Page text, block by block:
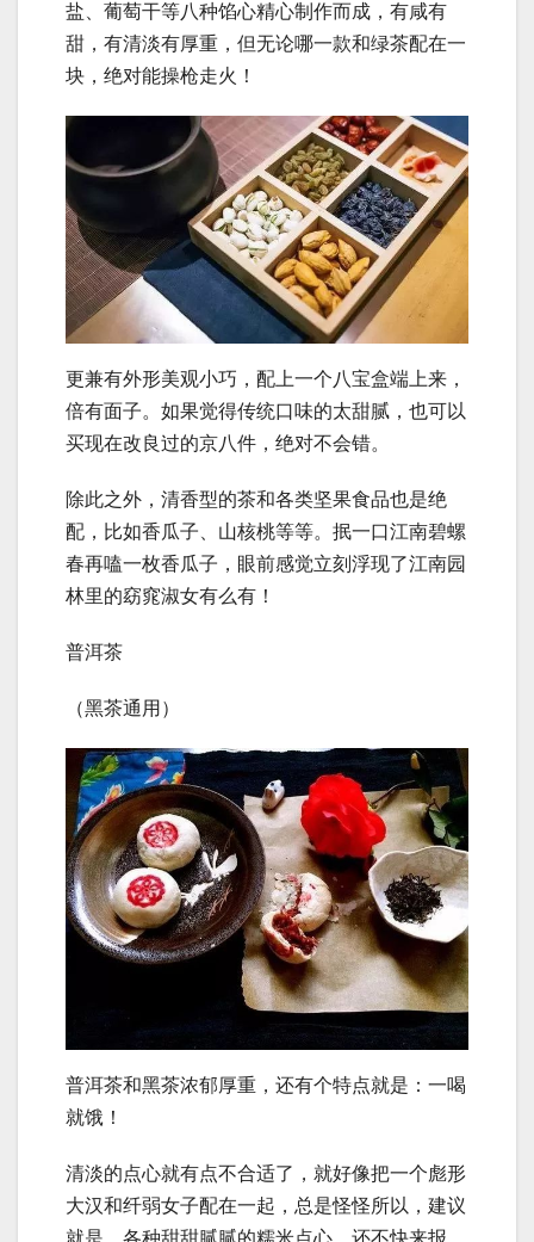
盐、葡萄干等八种馅心精心制作而成，有咸有
甜，有清淡有厚重，但无论哪一款和绿茶配在一
块，绝对能操枪走火！
更兼有外形美观小巧，配上一个八宝盒端上来，
倍有面子。如果觉得传统口味的太甜腻，也可以
买现在改良过的京八件，绝对不会错。
除此之外，清香型的茶和各类坚果食品也是绝
配，比如香瓜子、山核桃等等。抿一口江南碧螺
春再嗑一枚香瓜子，眼前感觉立刻浮现了江南园
林里的窈窕淑女有么有！
普洱茶
（黑茶通用）
普洱茶和黑茶浓郁厚重，还有个特点就是：一喝
就饿！
清淡的点心就有点不合适了，就好像把一个彪形
大汉和纤弱女子配在一起，总是怪怪所以，建议